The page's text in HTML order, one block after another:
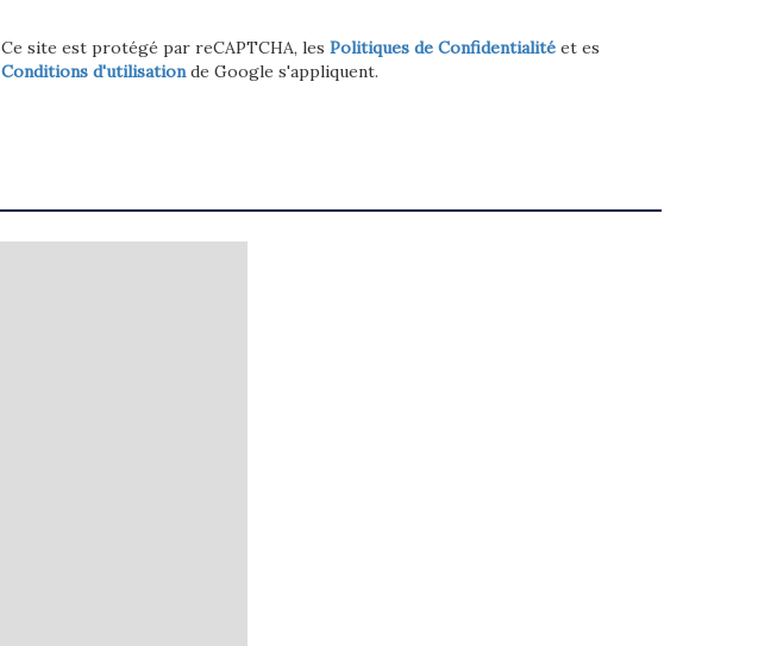
Ce site est protégé par reCAPTCHA, les Politiques de Confidentialité et es
Conditions d'utilisationde Google s'appliquent.